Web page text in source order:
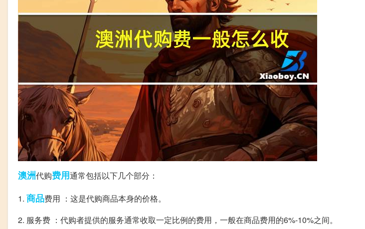
澳洲代购费用通常包括以下几个部分：
1. 商品费用 ：这是代购商品本身的价格。
2. 服务费 ：代购者提供的服务通常收取一定比例的费用，一般在商品费用的6%-10%之间。